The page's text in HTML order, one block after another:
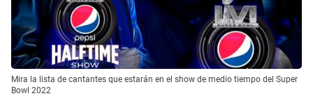
Mira la lista de cantantes que estarán en el show de medio tiempo del Super
Bowl 2022